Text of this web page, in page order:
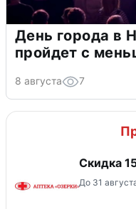
День города в
пройдет с
8 августа 7
Скидка
До 31